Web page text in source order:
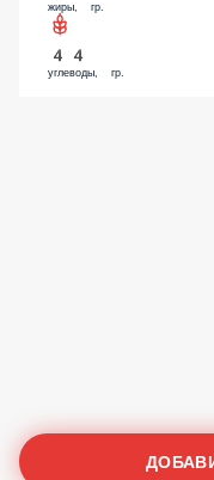
жиры, гр.
44
углеводы, гр.